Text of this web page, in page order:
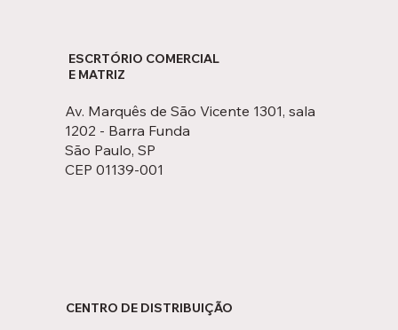
Av. Marquês de São Vicente 1301, sala
1202 - Barra Funda
São Paulo, SP
CEP 01139-001
ESCRTÓRIO COMERCIAL
E MATRIZ
CENTRO DE DISTRIBUIÇÃO